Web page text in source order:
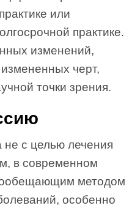
или
практике.
изменений,
черт,
точки зрения.
не с целью лечения
в современном
методом
особенно